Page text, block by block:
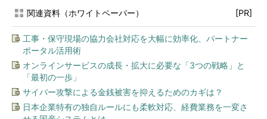
関連資料（ホワイトペーパー） [PR]
工事・保守現場の協力会社対応を大幅に効率化、パートナー
ポータル活用術
オンラインサービスの成長・拡大に必要な「3つの戦略」と
「最初の一歩」
サイバー攻撃による金銭被害を抑えるためのカギは？
日本企業特有の独自ルールにも柔軟対応、経費業務を一変さ